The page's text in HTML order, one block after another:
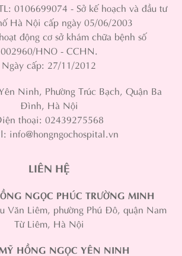
0106699074 - Sở kế hoạch và đầu tư
Hà Nội cấp ngày 05/06/2003
động cơ sở khám chữa bệnh số
002960/HNO - CCHN.
Ngày cấp: 27/11/2012
Ninh, Phường Trúc Bạch, Quận Ba
Đình, Hà Nội
thoại: 02439275568
info@hongngochospital.vn
LIÊN HỆ
NGỌC PHÚC TRƯỜNG MINH
Văn Liêm, phường Phú Đô, quận Nam
Từ Liêm, Hà Nội
HỒNG NGỌC YÊN NINH